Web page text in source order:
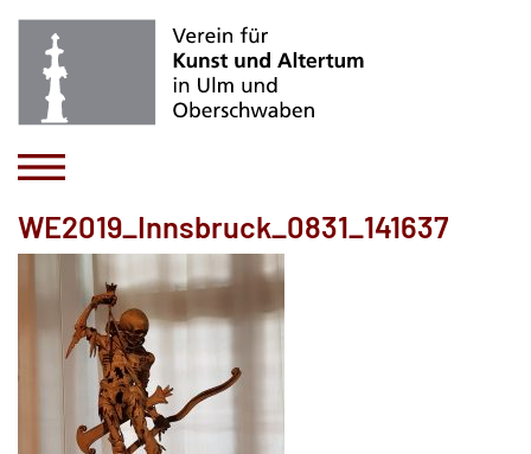
WE2019_Innsbruck_0831_141637